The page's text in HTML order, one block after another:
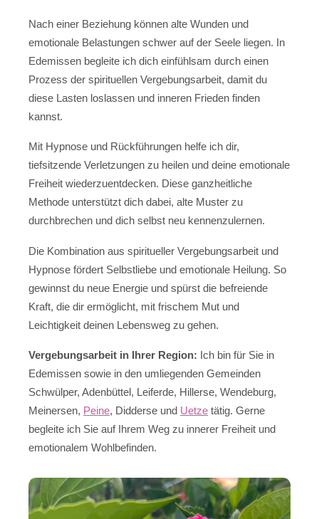
Nach einer Beziehung können alte Wunden und
emotionale Belastungen schwer auf der Seele liegen. In
Edemissen begleite ich dich einfühlsam durch einen
Prozess der spirituellen Vergebungsarbeit, damit du
diese Lasten loslassen und inneren Frieden finden
kannst.
Mit Hypnose und Rückführungen helfe ich dir,
tiefsitzende Verletzungen zu heilen und deine emotionale
Freiheit wiederzuentdecken. Diese ganzheitliche
Methode unterstützt dich dabei, alte Muster zu
durchbrechen und dich selbst neu kennenzulernen.
Die Kombination aus spiritueller Vergebungsarbeit und
Hypnose fördert Selbstliebe und emotionale Heilung. So
gewinnst du neue Energie und spürst die befreiende
Kraft, die dir ermöglicht, mit frischem Mut und
Leichtigkeit deinen Lebensweg zu gehen.
Vergebungsarbeit in Ihrer Region: Ich bin für Sie in
Edemissen sowie in den umliegenden Gemeinden
Schwülper, Adenbüttel, Leiferde, Hillerse, Wendeburg,
Meinersen, Peine, Didderse und Uetze tätig. Gerne
begleite ich Sie auf Ihrem Weg zu innerer Freiheit und
emotionalem Wohlbefinden.